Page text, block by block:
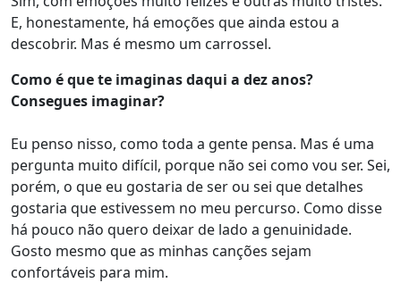
E, honestamente, há emoções que ainda estou a
descobrir. Mas é mesmo um carrossel.
Como é que te imaginas daqui a dez anos?
Consegues imaginar?
Eu penso nisso, como toda a gente pensa. Mas é uma
pergunta muito difícil, porque não sei como vou ser. Sei,
porém, o que eu gostaria de ser ou sei que detalhes
gostaria que estivessem no meu percurso. Como disse
há pouco não quero deixar de lado a genuinidade.
Gosto mesmo que as minhas canções sejam
confortáveis para mim.